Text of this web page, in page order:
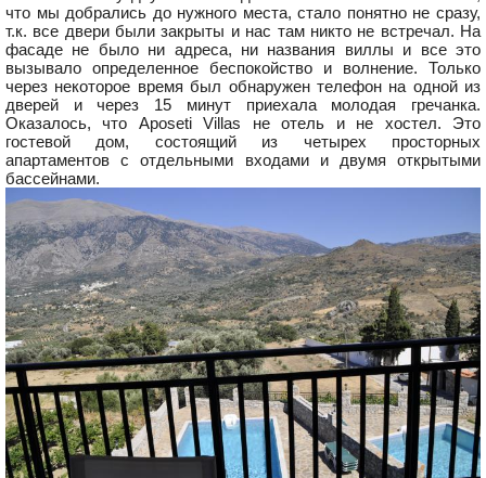
что мы добрались до нужного места, стало понятно не сразу,
т.к. все двери были закрыты и нас там никто не встречал. На
фасаде не было ни адреса, ни названия виллы и все это
вызывало определенное беспокойство и волнение. Только
через некоторое время был обнаружен телефон на одной из
дверей и через 15 минут приехала молодая гречанка.
Оказалось, что Aposeti Villas не отель и не хостел. Это
гостевой дом, состоящий из четырех просторных
апартаментов с отдельными входами и двумя открытыми
бассейнами.